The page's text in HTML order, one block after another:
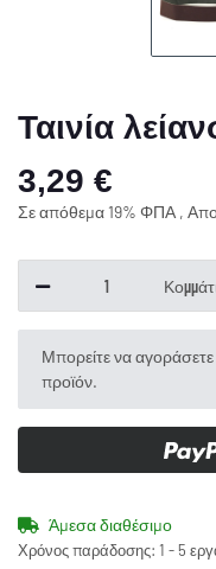
Ταινία
3,29 €
Σε απόθεμα 19% ΦΠΑ ,
x
Μπορείτε να
προϊόν.
Άμεσα διαθέσιμο
Χρόνος παράδοσης: 1 - 5